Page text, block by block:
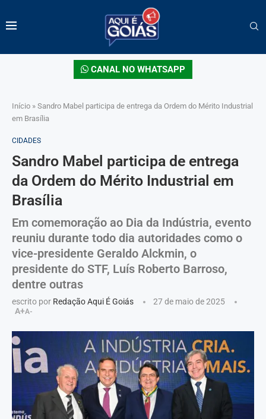
CANAL NO WHATSAPP
Início » Sandro Mabel participa de entrega da Ordem do Mérito Industrial
em Brasília
CIDADES
Sandro Mabel participa de entrega
da Ordem do Mérito Industrial em
Brasília
Em comemoração ao Dia da Indústria, evento
reuniu durante todo dia autoridades como o
vice-presidente Geraldo Alckmin, o
presidente do STF, Luís Roberto Barroso,
dentre outras
escrito por Redação Aqui É Goiás
27 de maio de 2025
A+A-